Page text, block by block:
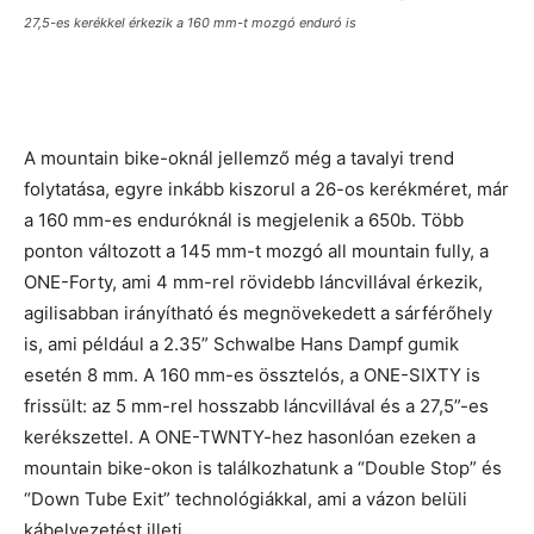
27,5-es kerékkel érkezik a 160 mm-t mozgó enduró is
A mountain bike-oknál jellemző még a tavalyi trend
folytatása, egyre inkább kiszorul a 26-os kerékméret, már
a 160 mm-es enduróknál is megjelenik a 650b. Több
ponton változott a 145 mm-t mozgó all mountain fully, a
ONE-Forty, ami 4 mm-rel rövidebb láncvillával érkezik,
agilisabban irányítható és megnövekedett a sárférőhely
is, ami például a 2.35” Schwalbe Hans Dampf gumik
esetén 8 mm. A 160 mm-es össztelós, a ONE-SIXTY is
frissült: az 5 mm-rel hosszabb láncvillával és a 27,5”-es
kerékszettel. A ONE-TWNTY-hez hasonlóan ezeken a
mountain bike-okon is találkozhatunk a “Double Stop” és
“Down Tube Exit” technológiákkal, ami a vázon belüli